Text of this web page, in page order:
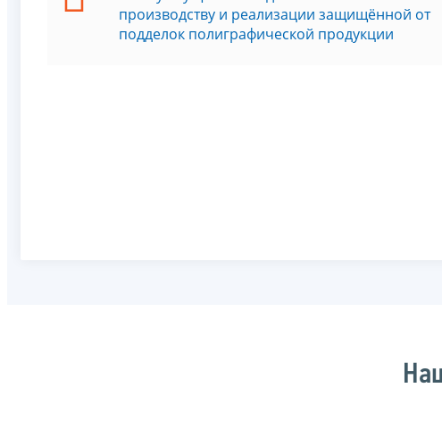
производству и реализации защищённой от
подделок полиграфической продукции